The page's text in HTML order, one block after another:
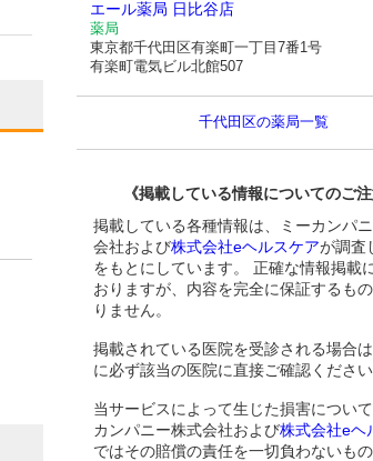
エール薬局 日比谷店
薬局
東京都千代田区有楽町一丁目7番1号
有楽町電気ビル北館507
千代田区の薬局一覧
《掲載している情報についてのご注
掲載している各種情報は、ミーカンパ
会社および株式会社eヘルスケアが調査
をもとにしています。 正確な情報掲載
おりますが、内容を完全に保証するも
りません。
掲載されている医院を受診される場合
に必ず該当の医院に直接ご確認ください
当サービスによって生じた損害につい
カンパニー株式会社および株式会社eヘ
ではその賠償の責任を一切負わないも